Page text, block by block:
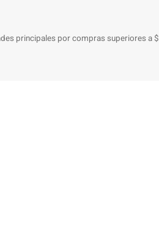
principales por compras superiores a $